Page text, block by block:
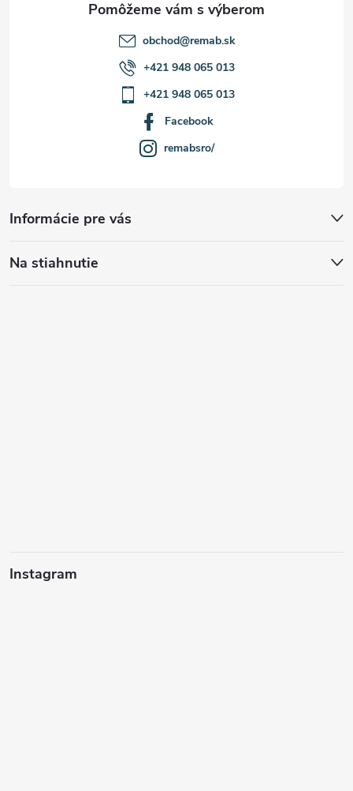
Informácie pre vás
Na stiahnutie
Instagram
obchod@remab.sk
+421 948 065 013
+421 948 065 013
Facebook
remabsro/